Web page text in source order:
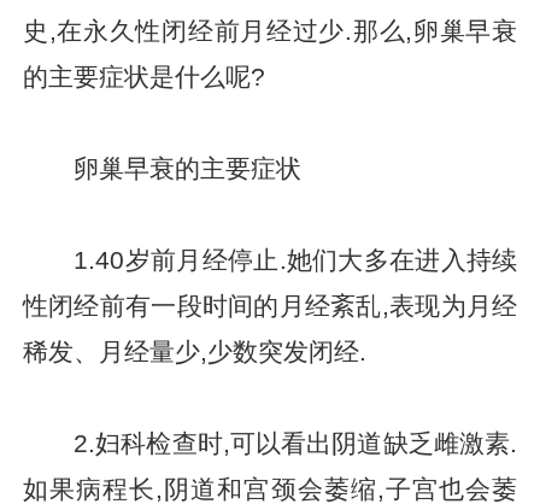
史,在永久性闭经前月经过少.那么,卵巢早衰
的主要症状是什么呢?
卵巢早衰的主要症状
1.40岁前月经停止.她们大多在进入持续
性闭经前有一段时间的月经紊乱,表现为月经
稀发、月经量少,少数突发闭经.
2.妇科检查时,可以看出阴道缺乏雌激素.
如果病程长,阴道和宫颈会萎缩,子宫也会萎